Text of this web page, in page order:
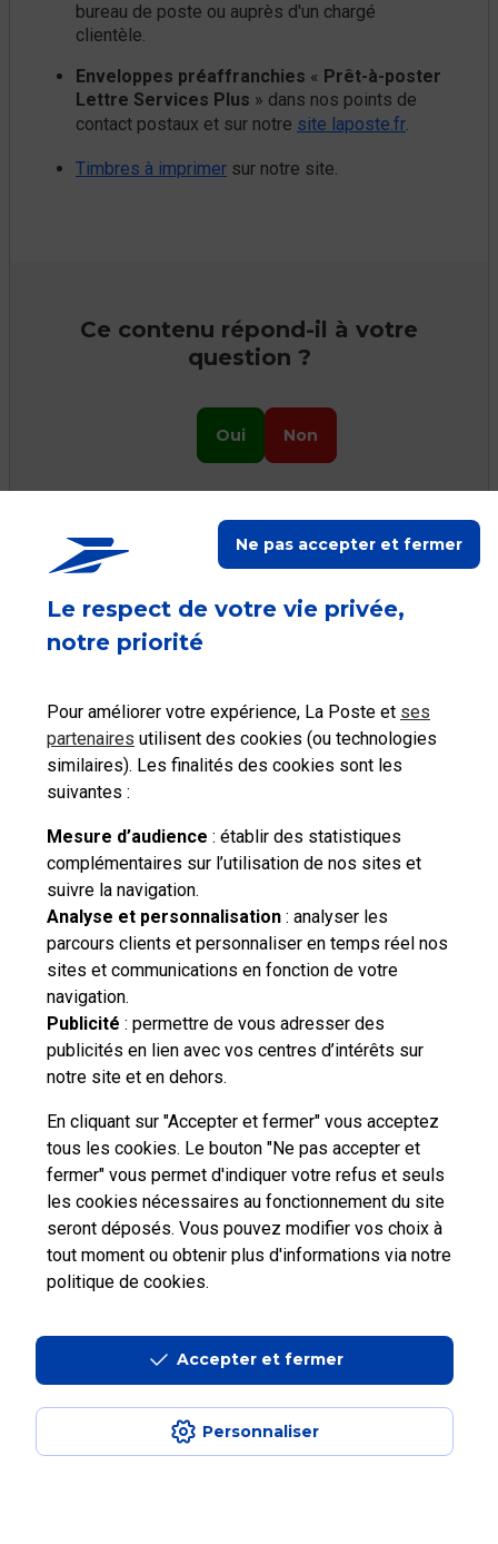
Le respect de votre vie privée,
notre priorité
Pour améliorer votre expérience, La Poste et ses
partenaires utilisent des cookies (ou technologies
similaires). Les finalités des cookies sont les
suivantes :
Mesure d’audience : établir des statistiques
complémentaires sur l’utilisation de nos sites et
suivre la navigation.
Analyse et personnalisation : analyser les
parcours clients et personnaliser en temps réel nos
sites et communications en fonction de votre
navigation.
Publicité : permettre de vous adresser des
publicités en lien avec vos centres d’intérêts sur
notre site et en dehors.
En cliquant sur "Accepter et fermer" vous acceptez
tous les cookies. Le bouton "Ne pas accepter et
fermer" vous permet d'indiquer votre refus et seuls
les cookies nécessaires au fonctionnement du site
seront déposés. Vous pouvez modifier vos choix à
tout moment ou obtenir plus d'informations via notre
politique de cookies.
Personnaliser
Ne pas accepter et fermer
Accepter et fermer
bureau de poste ou auprès d'un chargé
clientèle.
Enveloppes préaffranchies « Prêt-à-poster
Lettre Services Plus » dans nos points de
contact postaux et sur notre site laposte.fr.
Timbres à imprimer sur notre site.
Ce contenu répond-il à votre
question ?
Oui Non
postaux
Activer mes
Services Plus
Besoin d'aide complémentaire ?
Vous n'avez pas trouvé de solution parmi nos FAQs,
vous souhaitez nous contacter ou déposer une
réclamation ?
contacter
Professionnels Entreprises et Collectivités
Plan du site